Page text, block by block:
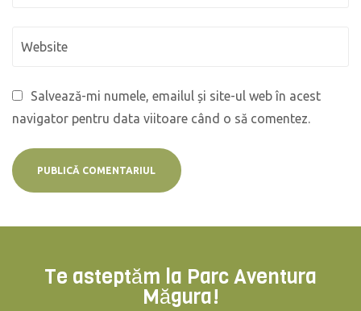
Salvează-mi numele, emailul și site-ul web în acest
navigator pentru data viitoare când o să comentez.
Te asteptăm la Parc Aventura
Măgura!